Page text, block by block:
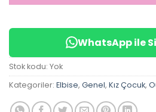
WhatsApp ile
Stok kodu: Yok
Kategoriler: Elbise, Genel, Kız Çocuk,